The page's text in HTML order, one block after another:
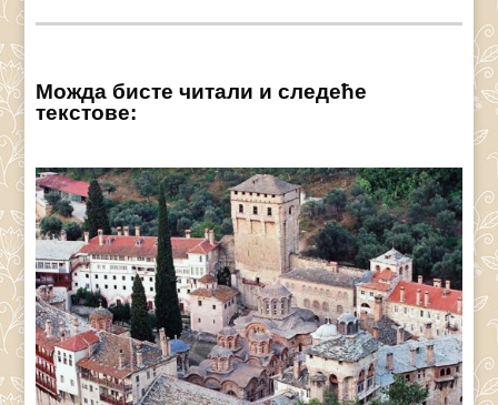
Можда бисте читали и следеће
текстове: